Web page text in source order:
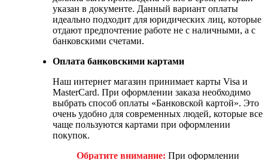
указан в документе. Данный вариант оплаты
идеально подходит для юридических лиц, которые
отдают предпочтение работе не с наличными, а с
банковскими счетами.
Оплата банковскими картами
Наш интернет магазин принимает карты Visa и
MasterCard. При оформлении заказа необходимо
выбрать способ оплаты «Банковской картой». Это
очень удобно для современных людей, которые все
чаще пользуются картами при оформлении
покупок.
Обратите внимание: При оформлении